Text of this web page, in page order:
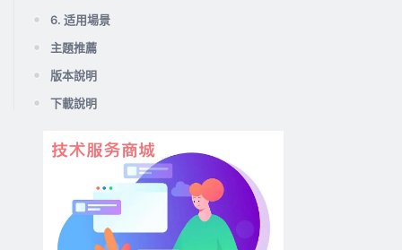
6. 适用場景
主題推薦
版本說明
下載說明